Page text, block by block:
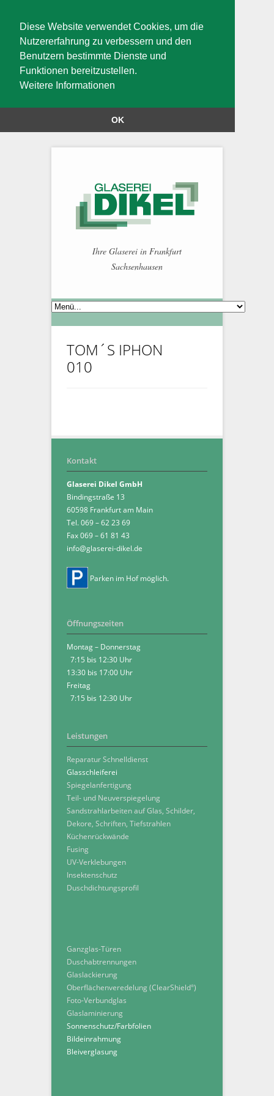
Diese Website verwendet Cookies, um die
Nutzererfahrung zu verbessern und den
Benutzern bestimmte Dienste und
Funktionen bereitzustellen.
Weitere Informationen
OK
Ihre Glaserei in Frankfurt
Sachsenhausen
TOM´S IPHON
010
Kontakt
Glaserei Dikel GmbH
Bindingstraße 13
60598 Frankfurt am Main
Tel. 069 – 62 23 69
Fax 069 – 61 81 43
info@glaserei-dikel.de
Parken im Hof möglich.
Öffnungszeiten
Montag – Donnerstag
7:15 bis 12:30 Uhr
13:30 bis 17:00 Uhr
Freitag
7:15 bis 12:30 Uhr
Leistungen
Reparatur Schnelldienst
Glasschleiferei
Spiegelanfertigung
Teil- und Neuverspiegelung
Sandstrahlarbeiten auf Glas, Schilder,
Dekore, Schriften, Tiefstrahlen
Küchenrückwände
Fusing
UV-Verklebungen
Insektenschutz
Duschdichtungsprofil
Ganzglas-Türen
Duschabtrennungen
Glaslackierung
Oberflächenveredelung (ClearShield®)
Foto-Verbundglas
Glaslaminierung
Sonnenschutz/Farbfolien
Bildeinrahmung
Bleiverglasung